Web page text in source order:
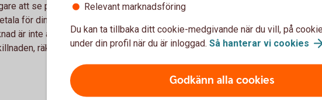
att se på förhållandet mellan vad du fick för din gamla bostad och vad
för din nya, än att stirra sig blind på exakta summor. Att sälja på en
är inte alltid negativt, särskilt inte om du köper en större bostad. Då blir
räknat i kronor, mindre, säger Arturo Arques.
Relevant marknadsföring
Du kan ta tillbaka ditt cookie-medgivande när du vill, på
under din profil när du är inloggad. Så hanterar vi cookies
Godkänn alla cookies